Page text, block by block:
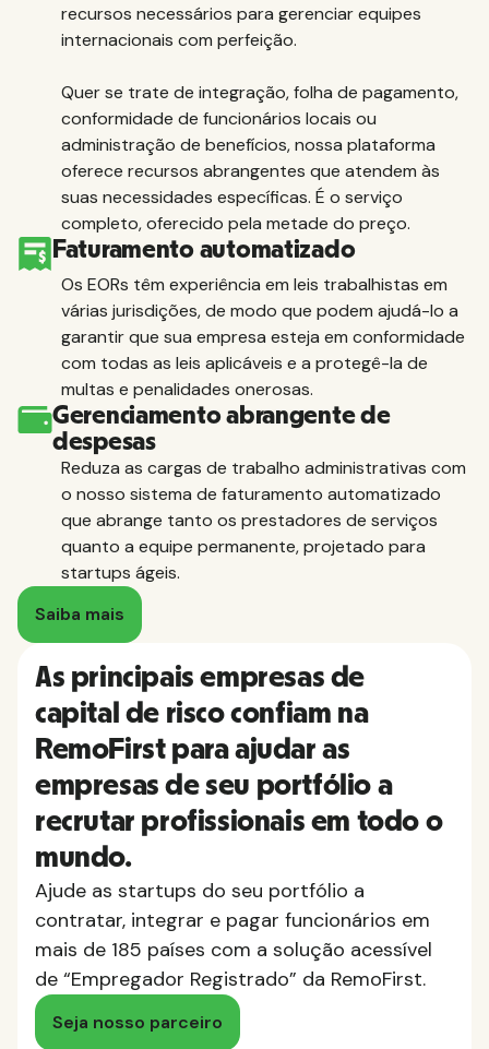
recursos necessários para gerenciar equipes
internacionais com perfeição.
Quer se trate de integração, folha de pagamento,
conformidade de funcionários locais ou
administração de benefícios, nossa plataforma
oferece recursos abrangentes que atendem às
suas necessidades específicas. É o serviço
completo, oferecido pela metade do preço.
Faturamento automatizado
Os EORs têm experiência em leis trabalhistas em
várias jurisdições, de modo que podem ajudá-lo a
garantir que sua empresa esteja em conformidade
com todas as leis aplicáveis e a protegê-la de
multas e penalidades onerosas.
Gerenciamento abrangente de
despesas
Reduza as cargas de trabalho administrativas com
o nosso sistema de faturamento automatizado
que abrange tanto os prestadores de serviços
quanto a equipe permanente, projetado para
startups ágeis.
Saiba mais
As principais empresas de
capital de risco confiam na
RemoFirst para ajudar as
empresas de seu portfólio a
recrutar profissionais em todo o
mundo.
Ajude as startups do seu portfólio a
contratar, integrar e pagar funcionários em
mais de 185 países com a solução acessível
de “Empregador Registrado” da RemoFirst.
Seja nosso parceiro